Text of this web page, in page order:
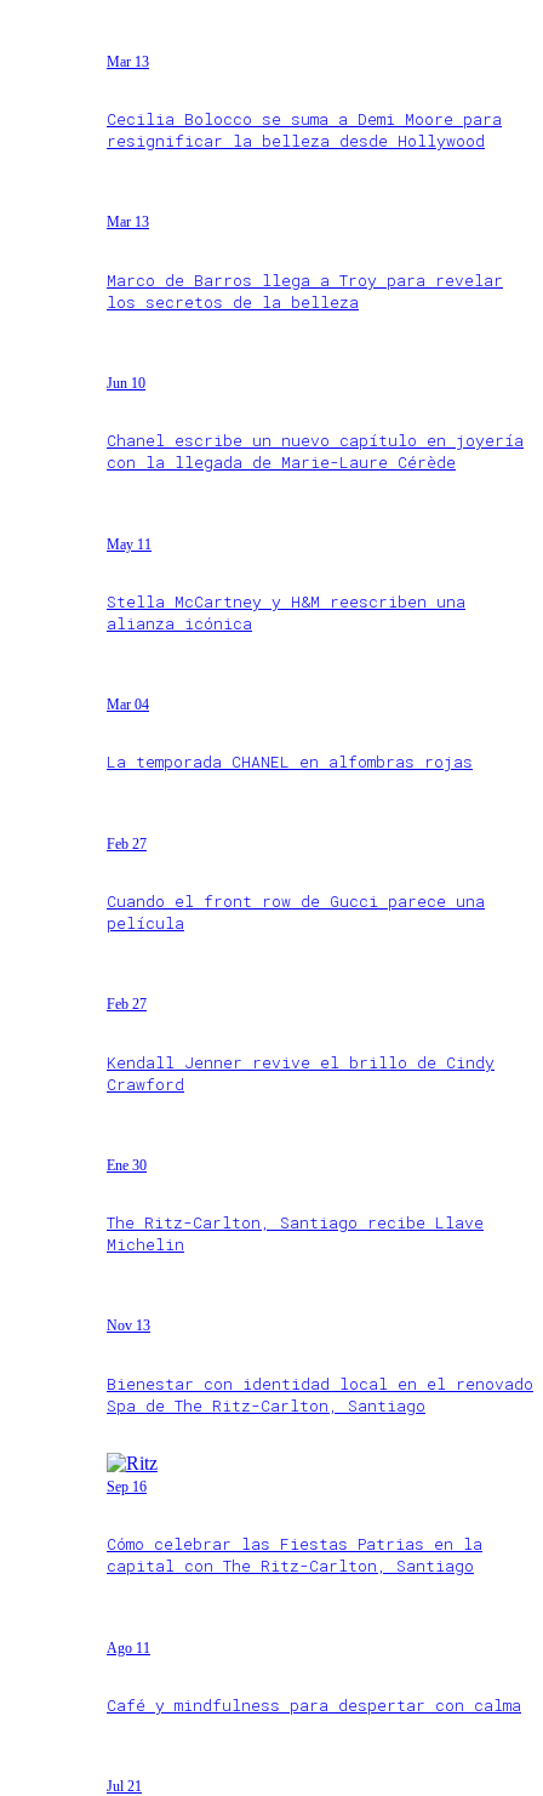
Mar 13
Cecilia Bolocco se suma a Demi Moore para
resignificar la belleza desde Hollywood
Mar 13
Marco de Barros llega a Troy para revelar
los secretos de la belleza
Jun 10
Chanel escribe un nuevo capítulo en joyería
con la llegada de Marie-Laure Cérède
May 11
Stella McCartney y H&M reescriben una
alianza icónica
Mar 04
La temporada CHANEL en alfombras rojas
Feb 27
Cuando el front row de Gucci parece una
película
Feb 27
Kendall Jenner revive el brillo de Cindy
Crawford
Ene 30
The Ritz-Carlton, Santiago recibe Llave
Michelin
Nov 13
Bienestar con identidad local en el renovado
Spa de The Ritz-Carlton, Santiago
Sep 16
Cómo celebrar las Fiestas Patrias en la
capital con The Ritz-Carlton, Santiago
Ago 11
Café y mindfulness para despertar con calma
Jul 21